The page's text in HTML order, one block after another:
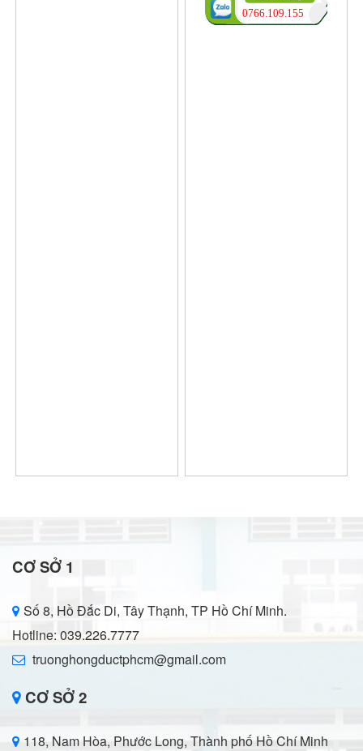
CƠ SỞ 1
Số 8, Hồ Đắc Di, Tây Thạnh, TP Hồ Chí Minh.
Hotline: 039.226.7777
truonghongductphcm@gmail.com
CƠ SỞ 2
118, Nam Hòa, Phước Long, Thành phố Hồ Chí Minh